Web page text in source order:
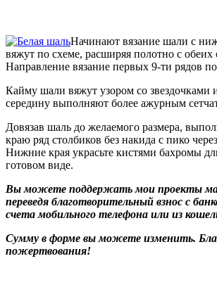
Начинают вязание шали с
вяжут по схеме, расширяя полотно с обеих
Направление вязание первых 9-ти рядов
Кайму шали вяжут узором со звездочками
середину выполняют более ажурным
Довязав шаль до желаемого размера,
краю ряд столбиков без накида с пико
Нижние края украсьте кистями бахромы
готовом виде.
Вы можете поддержать мои проекты
переведя благотворительный взнос с
счета мобильного телефона или из
Сумму в форме вы можете изменить.
пожертвования!